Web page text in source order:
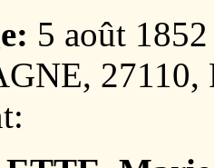
5 août
27110,